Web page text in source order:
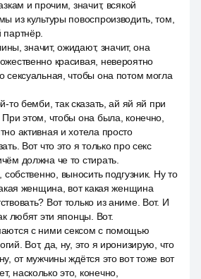
и прочим, значит, всякой
из культуры повоспроизводить, том,
значит, ожидают, значит, она
красивая, невероятно
сексуальная, чтобы она потом могла
то бемби, так сказать, ай яй яй при
При этом, чтобы она была, конечно,
активная и хотела просто
Вот что это я только про секс
должна че то стирать.
выносить подгузник. Ну то
женщина, вот какая женщина
Вот только из аниме. Вот. И
любят эти японцы. Вот.
с ними сексом с помощью
Вот, да, ну, это я иронизирую, что
от мужчины ждётся это вот тоже вот
насколько это, конечно,